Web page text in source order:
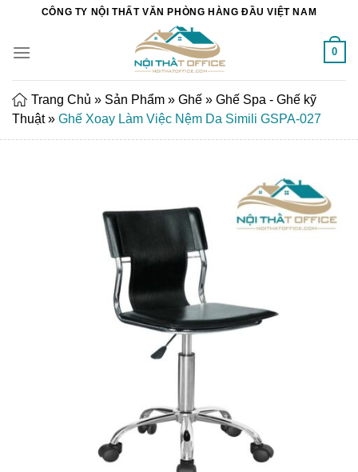
Chuyển
nội
CÔNG TY NỘI THẤT VĂN PHÒNG HÀNG ĐẦU VIỆT NAM
0
Trang Chủ » Sản Phẩm » Ghế » Ghế Spa - Ghế kỹ
Thuật» Ghế Xoay Làm Việc Nệm Da Simili GSPA-027